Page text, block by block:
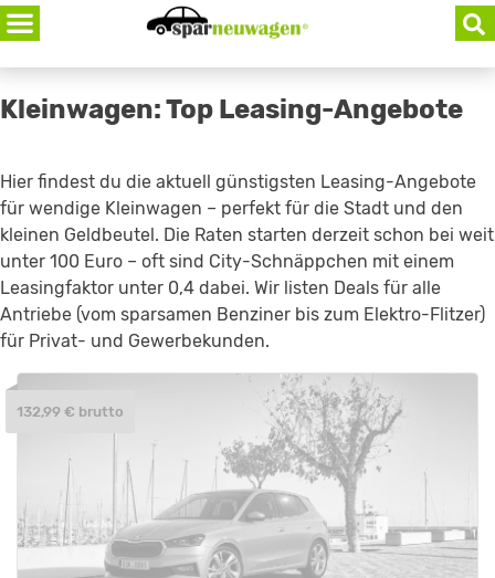
Skip
to
content
Kleinwagen: Top Leasing-Angebote
Hier findest du die aktuell günstigsten Leasing-Angebote
für wendige Kleinwagen – perfekt für die Stadt und den
kleinen Geldbeutel. Die Raten starten derzeit schon bei weit
unter 100 Euro – oft sind City-Schnäppchen mit einem
Leasingfaktor unter 0,4 dabei. Wir listen Deals für alle
Antriebe (vom sparsamen Benziner bis zum Elektro-Flitzer)
für Privat- und Gewerbekunden.
132,99 € brutto